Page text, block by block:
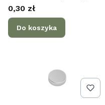
Cena
0,30 zł
Do koszyka